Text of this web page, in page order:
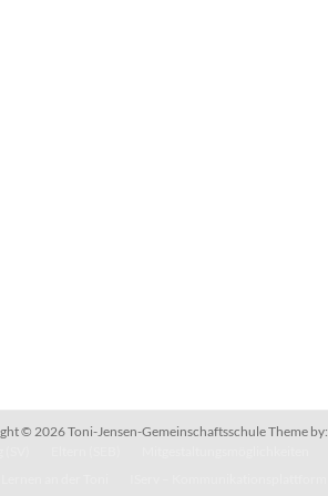
© 2026Toni-Jensen-GemeinschaftsschuleTheme by: